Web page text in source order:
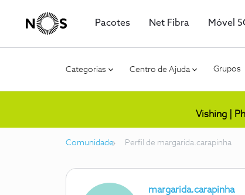
Pacotes Net Fibra Móvel
Categorias Centro de Ajuda Grupos
Vishing |
Comunidade Perfil de margarida.carapinha
margarida.carapinha